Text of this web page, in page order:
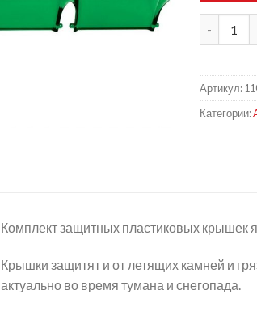
Артикул:
Категории:
Комплект защитных пластиковых крышек
Крышки защитят и от летящих камней и
актуально во время тумана и снегопада.